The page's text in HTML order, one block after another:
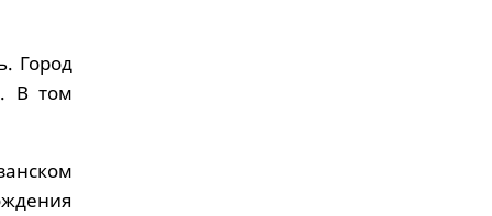
Город
В том